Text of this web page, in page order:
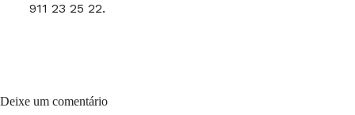
911 23 25 22.
Deixe um comentário